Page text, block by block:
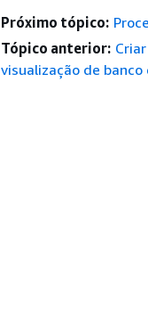
Próximo tópico:
Tópico anterior:
visualização de banco